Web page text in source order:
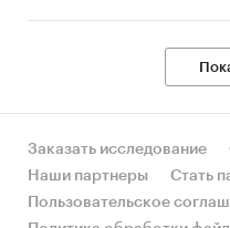
Исходной
являются данные
конкретные товары и
Сопоставимой
зарегистрированная
организации
Заказать исследование
Наши партнеры
Стать
Пользовательское